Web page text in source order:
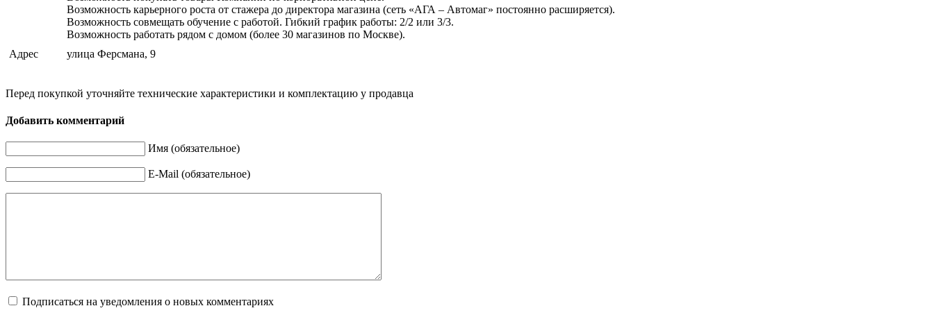
Возможность карьерного роста от стажера до директора магазина (сеть «АГА – Автомаг» постоянно расширяется).
Возможность совмещать обучение с работой. Гибкий график работы: 2/2 или 3/3.
Возможность работать рядом с домом (более 30 магазинов по Москве).
Адрес
улица Ферсмана, 9
Перед покупкой уточняйте технические характеристики и комплектацию у продавца
Добавить комментарий
Имя (обязательное)
E-Mail (обязательное)
Подписаться на уведомления о новых комментариях